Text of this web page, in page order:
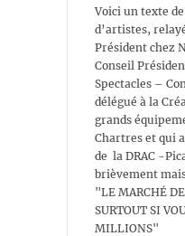
Voici un texte
d’artistes,
Président chez
Conseil
Spectacles –
délégué à la
grands
Chartres et qui
de la DRAC -
brièvement
"LE MARCHÉ
SURTOUT SI
MILLIONS"